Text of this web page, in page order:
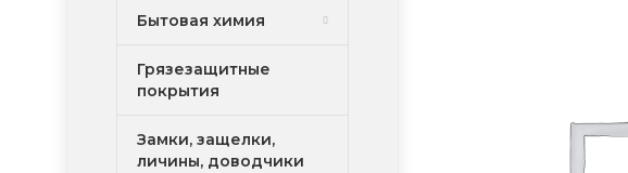
Бытовая химия
Грязезащитные
покрытия
Замки, защелки,
личины, доводчики